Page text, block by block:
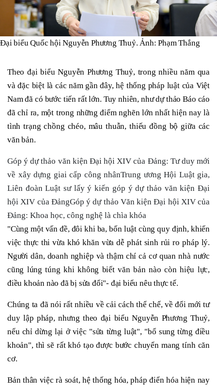
Đại biểu Quốc hội Nguyễn Phương Thuỷ. Ảnh: Phạm Thắng
Theo đại biểu Nguyễn Phương Thuỷ, trong nhiều năm qua
và đặc biệt là các năm gần đây, hệ thống pháp luật của Việt
Nam đã có bước tiến rất lớn. Tuy nhiên, như dự thảo Báo cáo
đã chỉ ra, một trong những điểm nghẽn lớn nhất hiện nay là
tình trạng chồng chéo, mâu thuẫn, thiếu đồng bộ giữa các
văn bản.
Góp ý dự thảo văn kiện Đại hội XIV của Đảng: Tư duy mới
về xây dựng giai cấp công nhânTrung ương Hội Luật gia,
Liên đoàn Luật sư lấy ý kiến góp ý dự thảo văn kiện Đại
hội XIV của ĐảngGóp ý dự thảo Văn kiện Đại hội XIV của
Đảng: Khoa học, công nghệ là chìa khóa
"Cùng một vấn đề, đôi khi ba, bốn luật cùng quy định, khiến
việc thực thi vừa khó khăn vừa dễ phát sinh rủi ro pháp lý.
Người dân, doanh nghiệp và thậm chí cả cơ quan nhà nước
cũng lúng túng khi không biết văn bản nào còn hiệu lực,
điều khoản nào đã bị sửa đổi"- đại biểu nêu thực tế.
Chúng ta đã nói rất nhiều về cải cách thể chế, về đổi mới tư
duy lập pháp, nhưng theo đại biểu Nguyễn Phương Thuỷ,
nếu chỉ dừng lại ở việc "sửa từng luật", "bổ sung từng điều
khoản", thì sẽ rất khó tạo được bước chuyển mang tính căn
cơ.
Bản thân việc rà soát, hệ thống hóa, pháp điển hóa hiện nay